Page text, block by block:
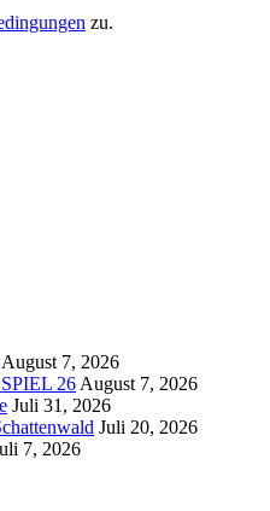
zu.
August 7, 2026
26August 7, 2026
Juli 31, 2026
Juli 20, 2026
7, 2026